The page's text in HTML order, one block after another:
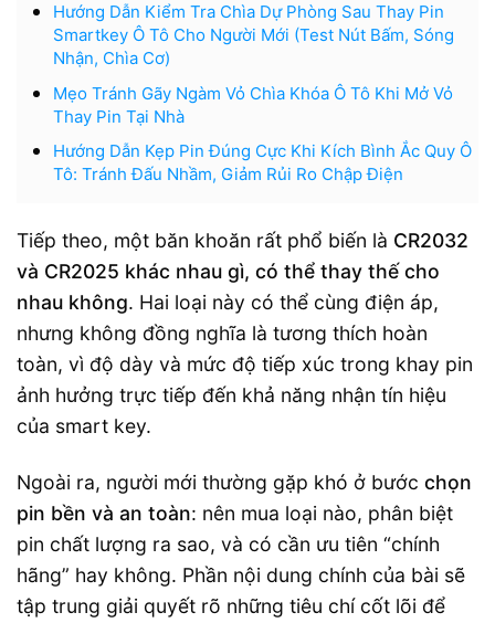
Hướng Dẫn Kiểm Tra Chìa Dự Phòng Sau Thay Pin
Smartkey Ô Tô Cho Người Mới (Test Nút Bấm, Sóng
Nhận, Chìa Cơ)
Mẹo Tránh Gãy Ngàm Vỏ Chìa Khóa Ô Tô Khi Mở Vỏ
Thay Pin Tại Nhà
Hướng Dẫn Kẹp Pin Đúng Cực Khi Kích Bình Ắc Quy Ô
Tô: Tránh Đấu Nhầm, Giảm Rủi Ro Chập Điện
Tiếp theo, một băn khoăn rất phổ biến là CR2032
và CR2025 khác nhau gì, có thể thay thế cho
nhau không. Hai loại này có thể cùng điện áp,
nhưng không đồng nghĩa là tương thích hoàn
toàn, vì độ dày và mức độ tiếp xúc trong khay pin
ảnh hưởng trực tiếp đến khả năng nhận tín hiệu
của smart key.
Ngoài ra, người mới thường gặp khó ở bước chọn
pin bền và an toàn: nên mua loại nào, phân biệt
pin chất lượng ra sao, và có cần ưu tiên “chính
hãng” hay không. Phần nội dung chính của bài sẽ
tập trung giải quyết rõ những tiêu chí cốt lõi để